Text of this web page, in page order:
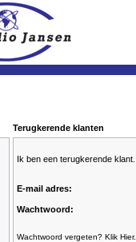
Terugkerende klanten
Ik ben een terugkerende klant.
E-mail adres:
Wachtwoord:
Wachtwoord vergeten? Klik Hier.